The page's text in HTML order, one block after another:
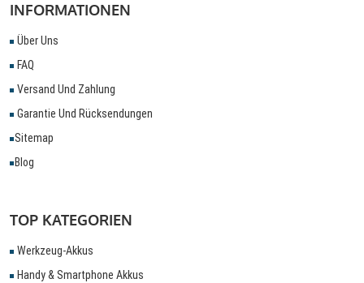
INFORMATIONEN
Über Uns
FAQ
Versand Und Zahlung
Garantie Und Rücksendungen
Sitemap
Blog
TOP KATEGORIEN
Werkzeug-Akkus
Handy & Smartphone Akkus